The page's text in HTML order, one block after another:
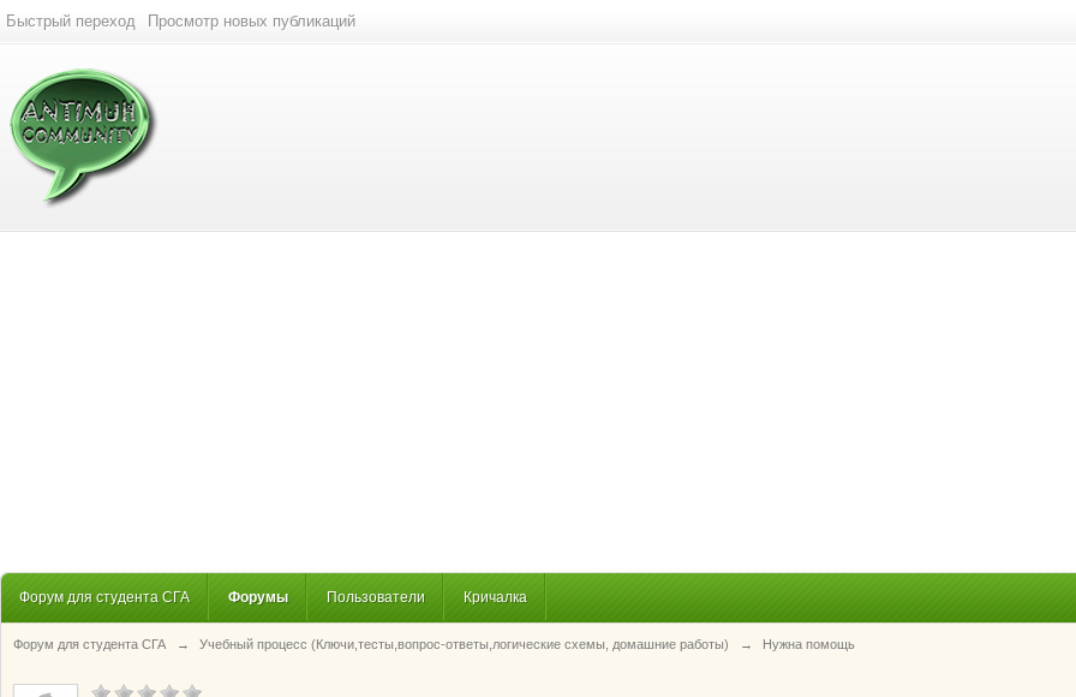
Быстрый переход Просмотр новых публикаций
Форум для студента СГА Форумы Пользователи Кричалка
Форум для студента СГА → Учебный процесс (Ключи,тесты,вопрос-ответы,логические схемы, домашние работы) → Нужна помощь